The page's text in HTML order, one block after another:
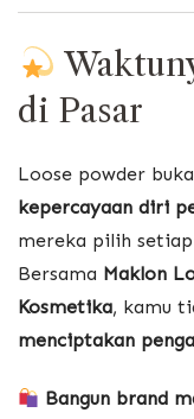
di Pasar
Loose powder
kepercayaan diri
mereka pilih
Bersama Maklon
Kosmetika, kamu
menciptakan
Bangun brand